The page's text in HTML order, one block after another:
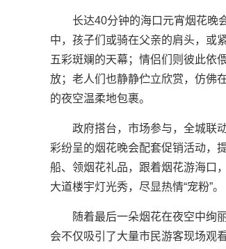
长达40分钟的海口元宵烟花晚
中，孩子们或骑在父亲的肩头，或
五彩斑斓的天幕；情侣们则彼此依
放；老人们也静静伫立欣赏，仿佛
的夜空温柔地包裹。
政府搭台，市场参与，全城联
彩纷呈的烟花晚会配套促销活动，
船、领烟花礼品，跟着烟花游海口
大道楼宇灯光秀，尽显热情“宠粉”。
随着最后一朵烟花在夜空中绚
会不仅吸引了大量市民游客现场观